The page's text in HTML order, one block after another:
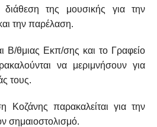
διάθεση της μουσικής για την
την παρέλαση.
Β/θμιας Εκπ/σης και το Γραφείο
να μεριμνήσουν για
τους.
Κοζάνης παρακαλείται για την
σημαιοστολισμό.